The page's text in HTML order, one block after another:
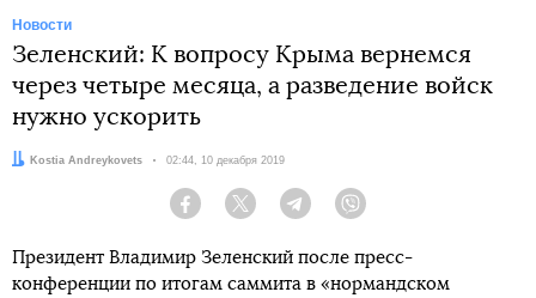
Новости
Зеленский: К вопросу Крыма вернемся
через четыре месяца, а разведение войск
нужно ускорить
Автор:Kostia Andreykovets Дата:
02:44, 10 декабря 2019
Facebook Twitter Telegram
Президент Владимир Зеленский после пресс-
конференции по итогам саммита в «нормандском